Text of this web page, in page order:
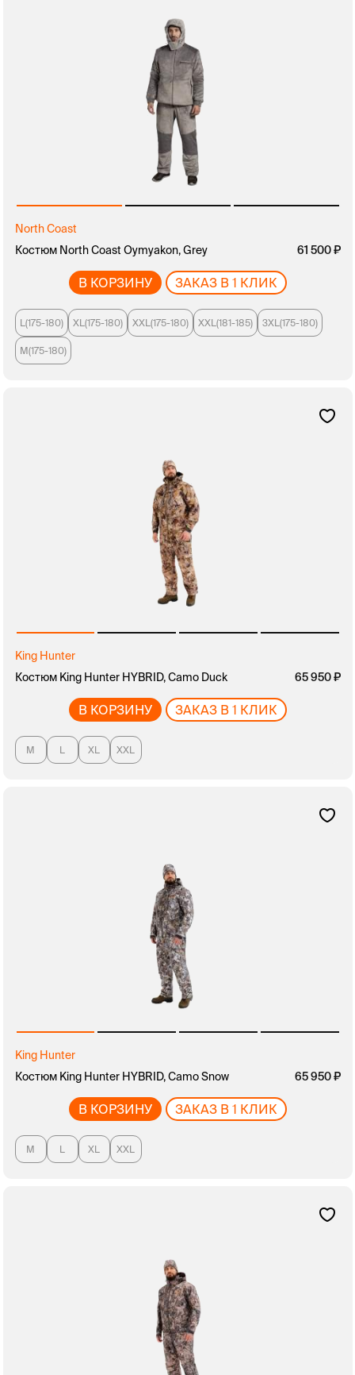
North Coast
Костюм North Coast Oymyakon, Grey
61 500
В КОРЗИНУ ЗАКАЗ В 1 КЛИК
L(175-180) XL(175-180) XXL(175-180) XXL(181-185) 3XL(175-180)
M(175-180)
King Hunter
Костюм King Hunter HYBRID, Camo Duck
65 950
В КОРЗИНУ ЗАКАЗ В 1 КЛИК
M L XL XXL
King Hunter
Костюм King Hunter HYBRID, Camo Snow
65 950
В КОРЗИНУ ЗАКАЗ В 1 КЛИК
M L XL XXL